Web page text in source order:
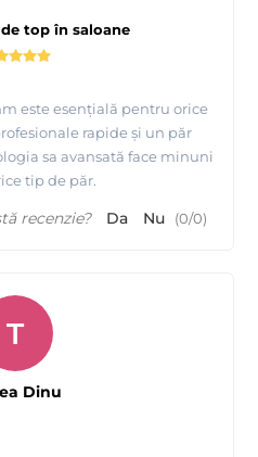
top în saloane
este esențială pentru orice
rapide și un păr
sa avansată face minuni
tip de păr.
recenzie? Da Nu (0/0)
T
Dinu